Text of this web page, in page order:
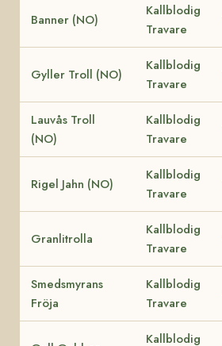
Banner (NO)
Kallblodig
Travare
Gyller Troll (NO)
Kallblodig
Travare
Lauvås Troll
(NO)
Kallblodig
Travare
Rigel Jahn (NO)
Kallblodig
Travare
Granlitrolla
Kallblodig
Travare
Smedsmyrans
Fröja
Kallblodig
Travare
Kallblodig